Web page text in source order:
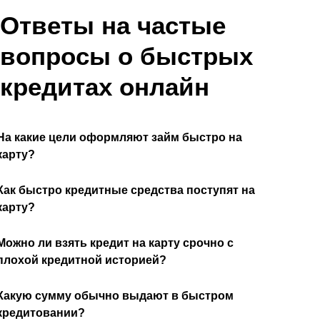
Ответы на частые
вопросы о быстрых
кредитах онлайн
какие цели оформляют займ быстро на
быстро кредитные средства поступят на
ли взять кредит на карту срочно с
кредитной историей?
сумму обычно выдают в быстром